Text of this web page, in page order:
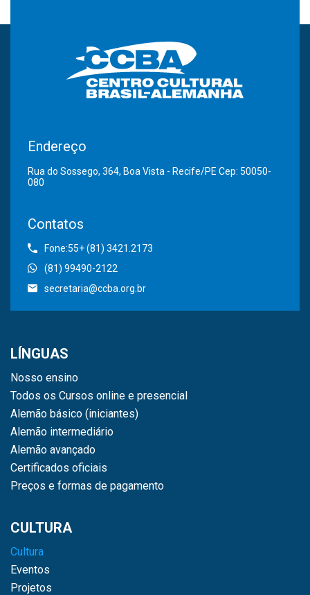
Endereço
Rua do Sossego, 364, Boa Vista - Recife/PE Cep: 50050-
080
Contatos
Fone:55+ (81) 3421.2173
(81) 99490-2122
secretaria@ccba.org.br
LÍNGUAS
Nosso ensino
Todos os Cursos online e presencial
Alemão básico (iniciantes)
Alemão intermediário
Alemão avançado
Certificados oficiais
Preços e formas de pagamento
CULTURA
Cultura
Eventos
Projetos